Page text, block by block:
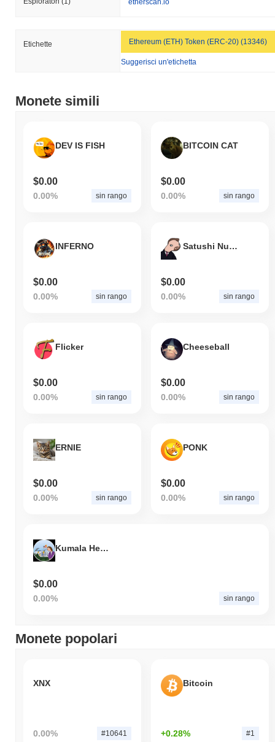
Etichette Ethereum (ETH) Token (ERC-20) (13346)
Suggerisci un'etichetta
Monete simili
DEV IS FISH
$0.00
0.00% sin rango
BITCOIN CAT
$0.00
0.00% sin rango
INFERNO
$0.00
0.00% sin rango
Satushi Nukumutu
$0.00
0.00% sin rango
Flicker
$0.00
0.00% sin rango
Cheeseball
$0.00
0.00% sin rango
ERNIE
$0.00
0.00% sin rango
PONK
$0.00
0.00% sin rango
Kumala Herris
$0.00
0.00% sin rango
Monete popolari
XNX
0.00% #10641
Bitcoin
+0.28% #1